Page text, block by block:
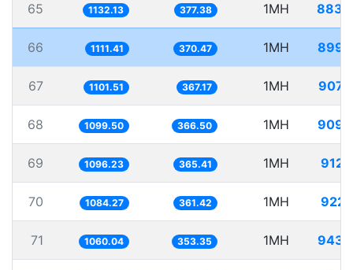
65 1132.13 377.38 1MH
66 1111.41 370.47 1MH
67 1101.51 367.17 1MH
68 1099.50 366.50 1MH
69 1096.23 365.41 1MH
70 1084.27 361.42 1MH
71 1060.04 353.35 1MH